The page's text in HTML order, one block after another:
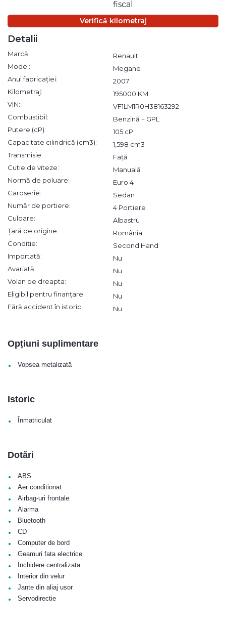
fiscal
Verifică kilometraj
Detalii
Marcă:
Renault
Model:
Megane
Anul fabricației:
2007
Kilometraj:
195000 KM
VIN:
VF1LM1R0H38163292
Combustibil:
Benzină + GPL
Putere (cP):
105 cP
Capacitate cilindrică (cm3):
1,598 cm3
Transmisie:
Față
Cutie de viteze:
Manuală
Normă de poluare:
Euro 4
Caroserie:
Sedan
Număr de portiere:
4 Portiere
Culoare:
Albastru
Țară de origine:
România
Condiție:
Second Hand
Importată:
Nu
Avariată:
Nu
Volan pe dreapta:
Nu
Eligibil pentru finanțare:
Nu
Fără accident în istoric:
Nu
Opțiuni suplimentare
• Vopsea metalizată
Istoric
• Înmatriculat
Dotări
• ABS
• Aer conditionat
• Airbag-uri frontale
• Alarma
• Bluetooth
• CD
• Computer de bord
• Geamuri fata electrice
• Inchidere centralizata
• Interior din velur
• Jante din aliaj usor
• Servodirectie